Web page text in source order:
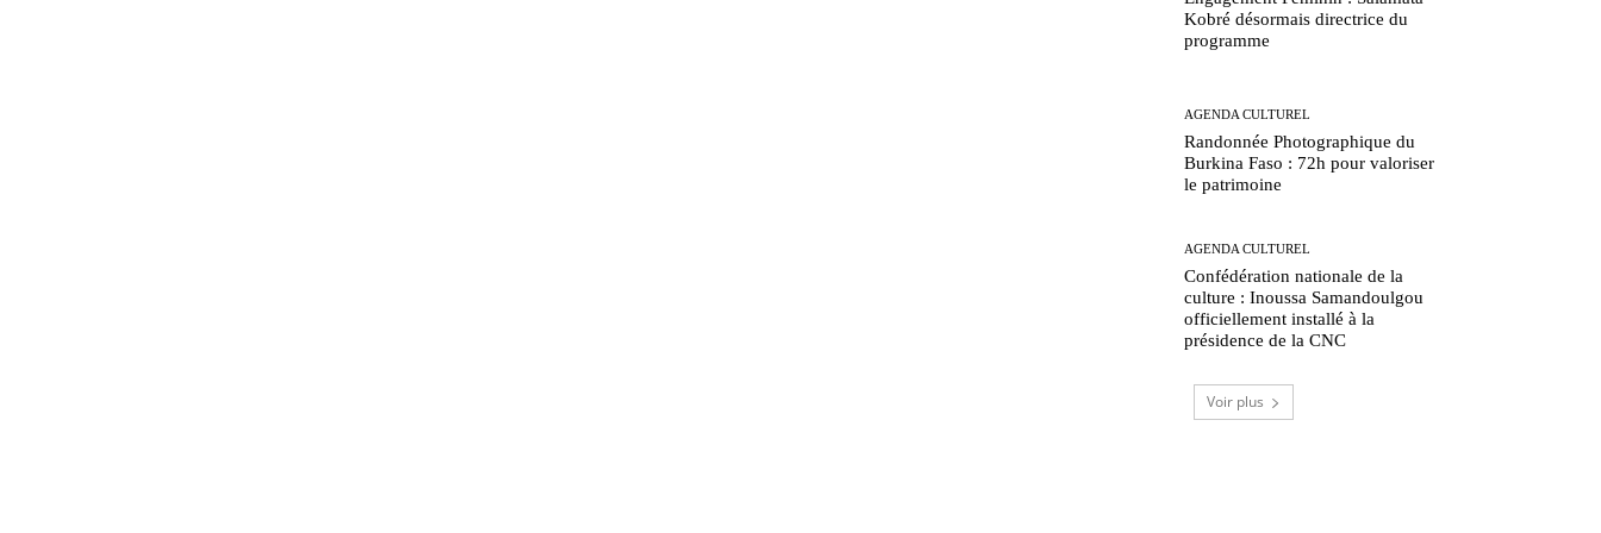
Kobré désormais directrice du
programme
AGENDA CULTUREL
Randonnée Photographique du
Burkina Faso : 72h pour valoriser
le patrimoine
AGENDA CULTUREL
Confédération nationale de la
culture : Inoussa Samandoulgou
officiellement installé à la
présidence de la CNC
Voir plus